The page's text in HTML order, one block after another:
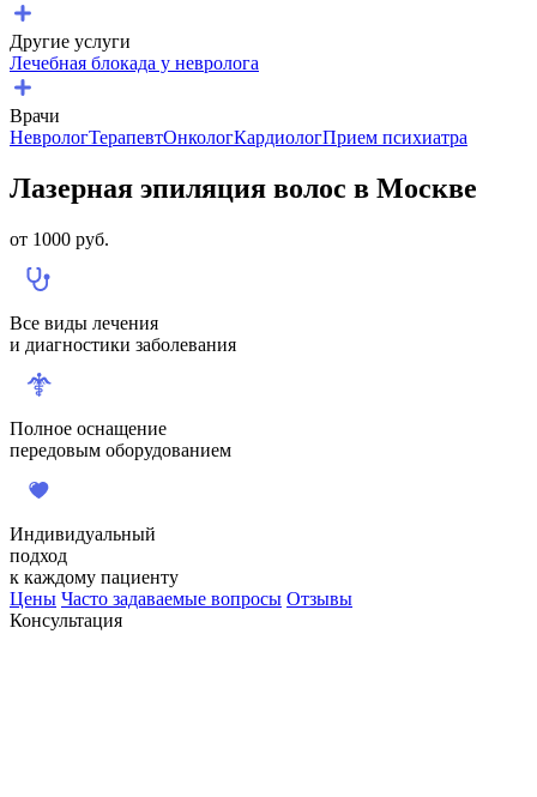
Другие услуги
Лечебная блокада у невролога
Врачи
НеврологТерапевтОнкологКардиологПрием психиатра
Лазерная эпиляция волос в Москве
от 1000 руб.
Все виды лечения
и диагностики заболевания
Полное оснащение
передовым оборудованием
Индивидуальный
подход
к каждому пациенту
Цены Часто задаваемые вопросы Отзывы
Консультация